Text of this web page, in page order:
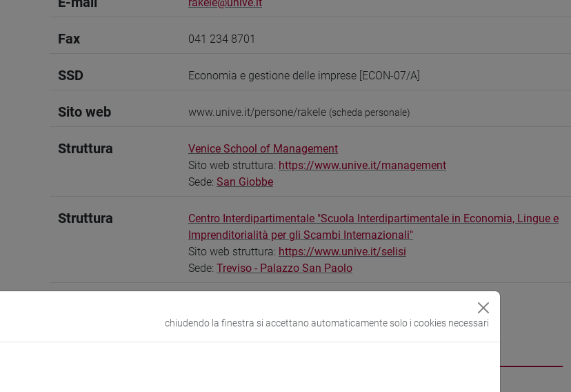
Fax 041 234 8701
SSD Economia e gestione delle imprese [ECON-07/A]
Sito web www.unive.it/persone/rakele (scheda personale)
Struttura
Venice School of Management
Sito web struttura: https://www.unive.it/management
Sede: San Giobbe
Struttura
Centro Interdipartimentale "Scuola Interdipartimentale in Economia, Lingue e
Imprenditorialità per gli Scambi Internazionali"
Sito web struttura: https://www.unive.it/selisi
Sede: Treviso - Palazzo San Paolo
Didattica Ricerca Pubblicazioni CV cfNEWS
chiudendo la finestra si accettano automaticamente solo i cookies necessari